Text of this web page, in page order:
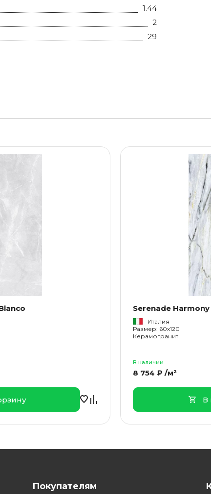
1.44
2
29
Serenade Harmony
Италия
Размер: 60x120
Керамогранит
В наличии
8 754 ₽ /м²
В
Покупателям